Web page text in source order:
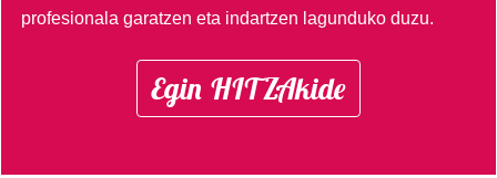
profesionala garatzen eta indartzen lagunduko duzu.
Egin HITZAkide